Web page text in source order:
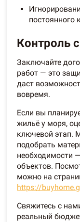
постоянного
Контроль
Заключайте
работ — это
даст
вовремя.
Если вы
жильё у моря,
ключевой этап.
подобрать
необходимости
объектов.
можно на
https://
Свяжитесь с
реальный